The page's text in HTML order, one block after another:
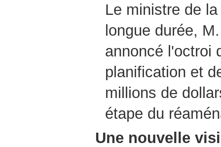
Le ministre de
longue durée,
annoncé l'octroi
planification et
millions de
étape du
Une nouvelle